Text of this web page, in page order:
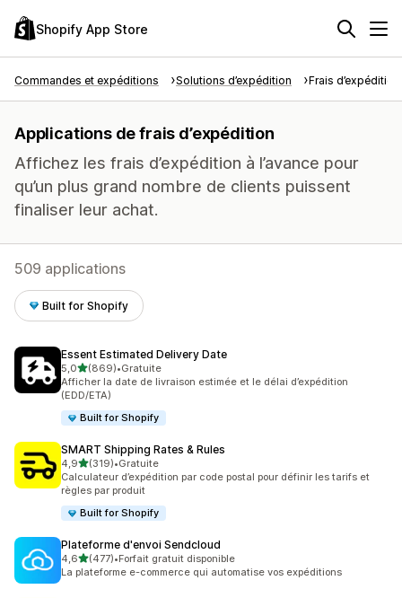
Shopify App Store
Commandes et expéditions Solutions d’expédition Frais d’expédition
Applications de frais d’expédition
Affichez les frais d’expédition à l’avance pour
qu’un plus grand nombre de clients puissent
finaliser leur achat.
509 applications
Built for Shopify
Essent Estimated Delivery Date
5,0étoile(s) sur 5
(869)
869 avis au total
•Gratuite
Afficher la date de livraison estimée et le délai d’expédition
(EDD/ETA)
Built for Shopify
SMART Shipping Rates & Rules
4,9étoile(s) sur 5
(319)
319 avis au total
•Gratuite
Calculateur d’expédition par code postal pour définir les tarifs et
règles par produit
Built for Shopify
Plateforme d'envoi Sendcloud
4,6étoile(s) sur 5
(477)
477 avis au total
•Forfait gratuit disponible
La plateforme e-commerce qui automatise vos expéditions